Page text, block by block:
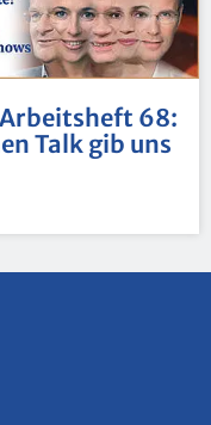
68:
Talk gib uns